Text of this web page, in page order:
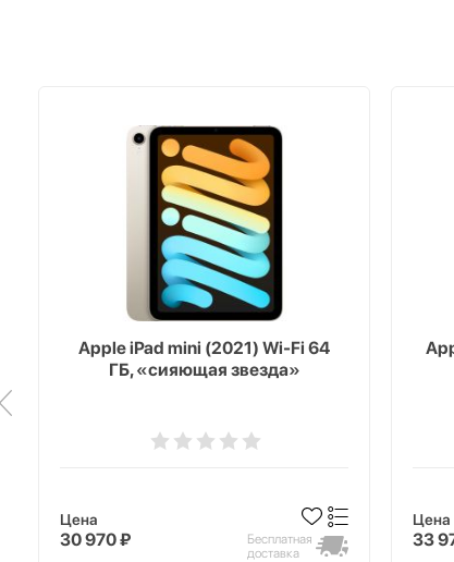
Apple iPad mini (2021) Wi-Fi 64
ГБ, «сияющая звезда»
Цена
30 970 ₽
Бесплатная
доставка
Цена
33